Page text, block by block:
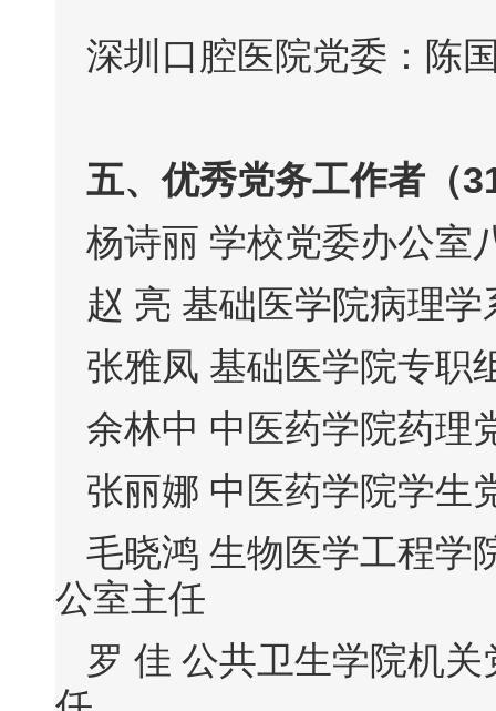
深圳口腔医院党委：陈
五、优秀党务工作者（
杨诗丽 学校党委办公室
赵 亮 基础医学院病理
张雅凤 基础医学院专职
余林中 中医药学院药理
张丽娜 中医药学院学生
毛晓鸿 生物医学工程学
公室主任
罗 佳 公共卫生学院机